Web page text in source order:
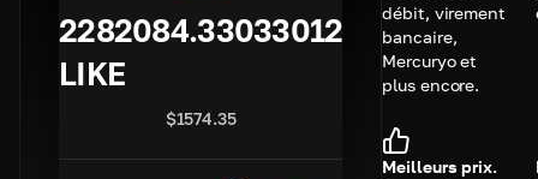
2282084.33033012
LIKE
$1574.35
débit, virement
bancaire,
Mercuryo et
plus encore.
Meilleurs prix.